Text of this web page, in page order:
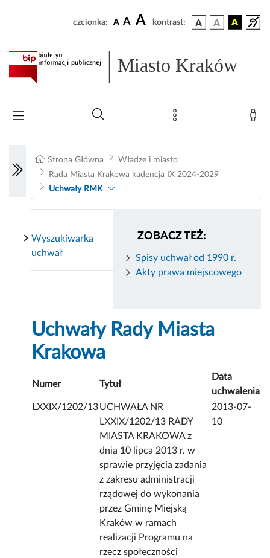
czcionka: A A A kontrast:
Miasto Kraków
Strona Główna
Władze i miasto
Rada Miasta Krakowa kadencja IX 2024-2029
Uchwały RMK
ZOBACZ TEŻ:
Spisy uchwał od 1990 r.
Akty prawa miejscowego
Wyszukiwarka
uchwał
Uchwały Rady Miasta
Krakowa
Numer Tytuł
Data
uchwalenia
LXXIX/1202/13UCHWAŁA NR
LXXIX/1202/13 RADY
MIASTA KRAKOWA z
dnia 10 lipca 2013 r. w
sprawie przyjęcia zadania
z zakresu administracji
rządowej do wykonania
przez Gminę Miejską
Kraków w ramach
realizacji Programu na
rzecz społeczności
2013-07-
10